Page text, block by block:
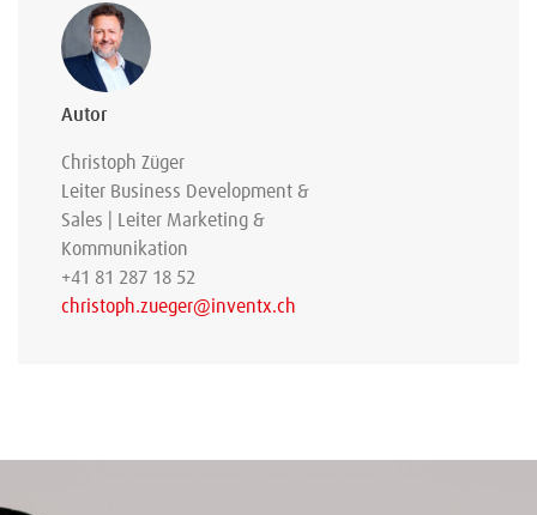
Autor
Christoph Züger
Leiter Business Development &
Sales | Leiter Marketing &
Kommunikation
+41 81 287 18 52
christoph.zueger@inventx.ch